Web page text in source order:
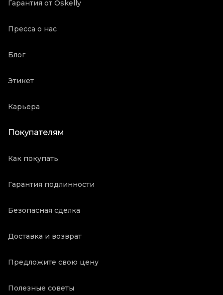
Гарантия от Oskelly
Пресса о нас
Блог
Этикет
Карьера
Покупателям
Как покупать
Гарантия подлинности
Безопасная сделка
Доставка и возврат
Предложите свою цену
Полезные советы